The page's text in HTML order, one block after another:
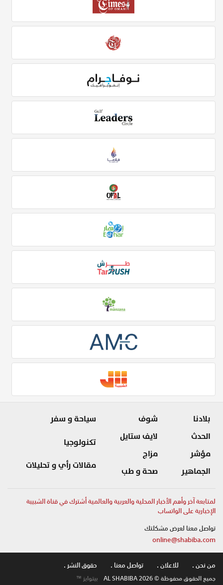
بلادنا
الحدث
مؤشر
الجماهير
شوف
لايف ستايل
مزاج
صحة و طب
سياحة و سفر
تكنولوجيا
مقالات رأي و تحليلات
لمتابعة آخر وأهم الأخبار المحلية والعربية والعالمية أشترك في قناة الشبيبة
الإخبارية على الواتساب
تواصل معنا لعرض مشكلتك
online@shabiba.com
من نحن .
للاعلان . تواصل معنا . حقوق النشر .
جميع الحقوق محفوظة © AL SHABIBA 2026 بيتوايز ™